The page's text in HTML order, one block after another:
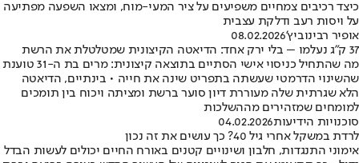
כיצד רכיבים צמחיים משפיעים על ציר המעי-מוח, ומצאו השפעה מפתיעה
על ויסות רעב ודלקת עצבית
אופיר רבינוביץ'08.02.2026
37 ק״ג נעלמו – בלי ירק אחד: הדיאטה הקיצונית שמטלטלת את הרשת
מה שהתחיל כניסוי אישי הסתיים בתוצאה קיצונית: מרים בת ה-31 טוענת
שהשינוי הדרמטי שעשתה בתפריט שינה את חייה • בינתיים, הדיאטה
הלא שגרתית שלה מעוררת דיון סוער ברשת ומציתה ויכוח בין תומכים
למומחים שמזהירים מההשלכות
סוכנויות הידיעות04.02.2026
לרדת במשקל אחרי גיל 40? כך עושים את זה נכון
אימוני התנגדות, חלבון ושינויים קטנים באורח החיים יכולים לעשות הבדל